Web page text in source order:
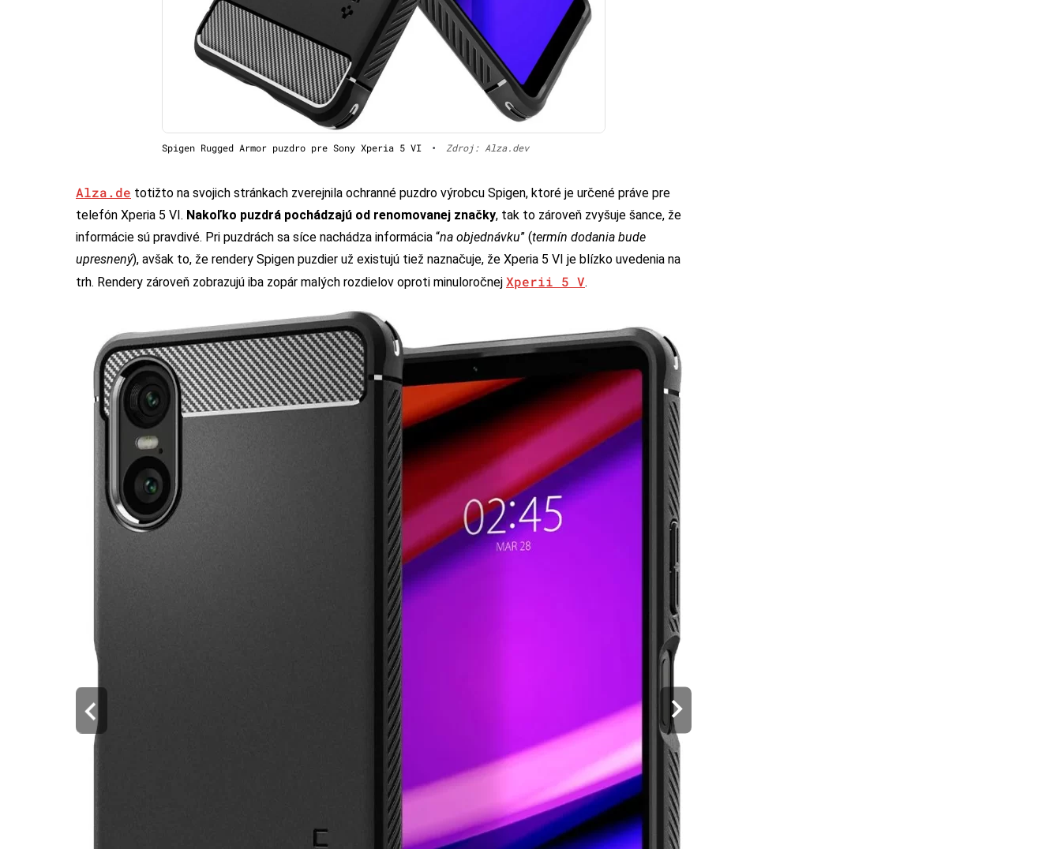
Spigen Rugged Armor puzdro pre Sony Xperia 5 VI • Zdroj: Alza.dev
Alza.de totižto na svojich stránkach zverejnila ochranné puzdro výrobcu Spigen, ktoré je určené práve pre
telefón Xperia 5 VI. Nakoľko puzdrá pochádzajú od renomovanej značky, tak to zároveň zvyšuje šance, že
informácie sú pravdivé. Pri puzdrách sa síce nachádza informácia “na objednávku” (termín dodania bude
upresnený), avšak to, že rendery Spigen puzdier už existujú tiež naznačuje, že Xperia 5 VI je blízko uvedenia na
trh. Rendery zároveň zobrazujú iba zopár malých rozdielov oproti minuloročnej Xperii 5 V.